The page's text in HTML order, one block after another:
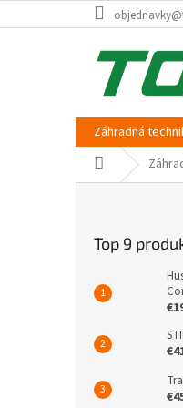
na
Záhradná
Domov
Top 9